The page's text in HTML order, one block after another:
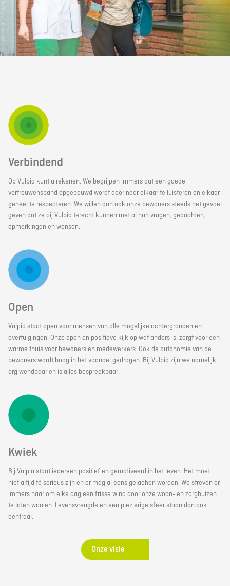
Verbindend
Op Vulpia kunt u rekenen. We begrijpen immers dat een goede
vertrouwensband opgebouwd wordt door naar elkaar te luisteren en elkaar
geheel te respecteren. We willen dan ook onze bewoners steeds het gevoel
geven dat ze bij Vulpia terecht kunnen met al hun vragen, gedachten,
opmerkingen en wensen.
Open
Vulpia staat open voor mensen van alle mogelijke achtergronden en
overtuigingen. Onze open en positieve kijk op wat anders is, zorgt voor een
warme thuis voor bewoners en medewerkers. Ook de autonomie van de
bewoners wordt hoog in het vaandel gedragen. Bij Vulpia zijn we namelijk
erg wendbaar en is alles bespreekbaar.
Kwiek
Bij Vulpia staat iedereen positief en gemotiveerd in het leven. Het moet
niet altijd té serieus zijn en er mag al eens gelachen worden. We streven er
immers naar om elke dag een frisse wind door onze woon- en zorghuizen
te laten waaien. Levensvreugde en een plezierige sfeer staan dan ook
centraal.
Onze visie